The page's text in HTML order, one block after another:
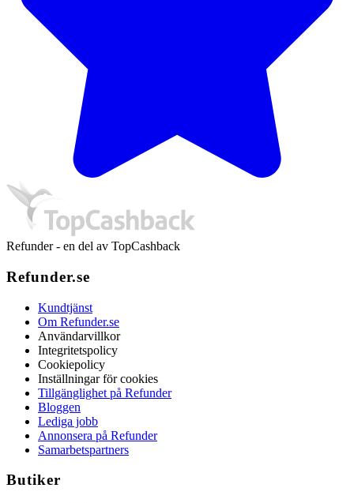
Refunder - en del av TopCashback
Refunder.se
Kundtjänst
Om Refunder.se
Användarvillkor
Integritetspolicy
Cookiepolicy
Inställningar för cookies
Tillgänglighet på Refunder
Bloggen
Lediga jobb
Annonsera på Refunder
Samarbetspartners
Butiker